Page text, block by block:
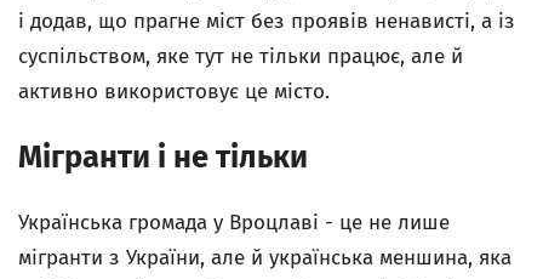
і додав, що прагне міст без проявів ненависті, а із
суспільством, яке тут не тільки працює, але й
активно використовує це місто.
Мігранти і не тільки
Українська громада у Вроцлаві - це не лише
мігранти з України, але й українськa меншинa, яка